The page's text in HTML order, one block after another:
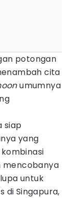
potongan
cita
umumnya
siap
yang
mencobanya
untuk
di Singapura,